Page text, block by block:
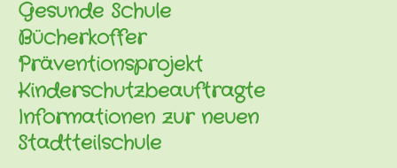
Gesunde Schule
Bücherkoffer
Präventionsprojekt
Kinderschutzbeauftragte
Informationen zur neuen
Stadtteilschule